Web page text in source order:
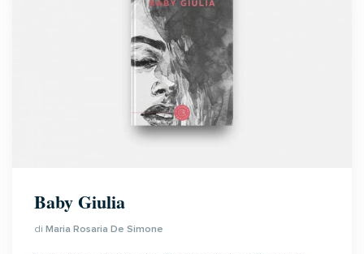
Baby Giulia
di Maria Rosaria De Simone